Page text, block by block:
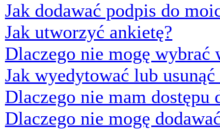
Jak dodawać podpis do
Jak utworzyć ankietę?
Dlaczego nie mogę wybrać
Jak wyedytować lub usunąć
Dlaczego nie mam dostępu
Dlaczego nie mogę